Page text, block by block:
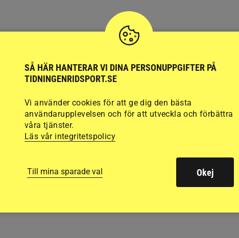
SÅ HÄR HANTERAR VI DINA PERSONUPPGIFTER PÅ
TIDNINGENRIDSPORT.SE
Vi använder cookies för att ge dig den bästa
användarupplevelsen och för att utveckla och förbättra
våra tjänster.
Läs vår integritetspolicy
Till mina sparade val Okej